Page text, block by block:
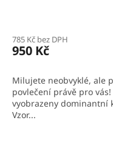
produktu
je
z
5
hvězdiček.
785 Kč bez DPH
950 Kč
Milujete neobvyklé, ale
povlečení právě pro
vyobrazeny dominantní
Vzor...